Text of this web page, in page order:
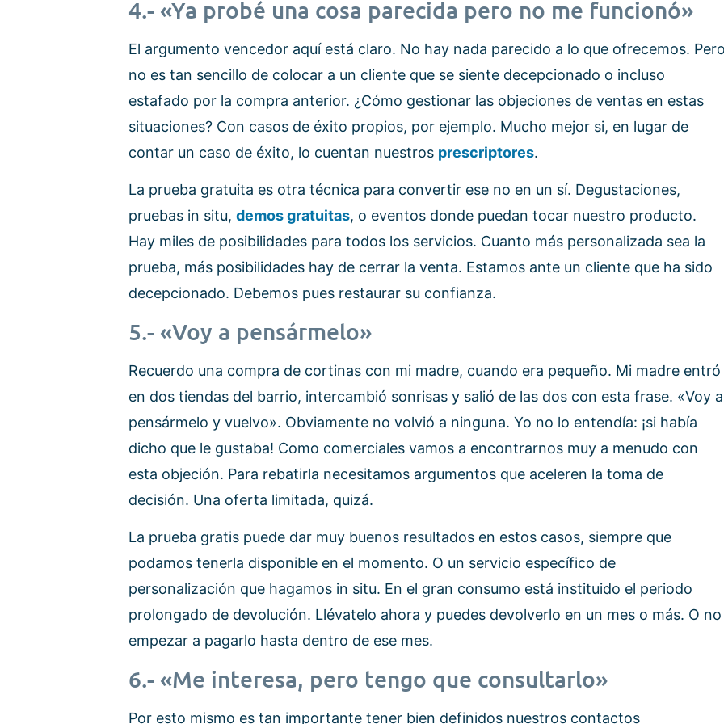
4.- «Ya probé una cosa parecida pero no me funcionó»
El argumento vencedor aquí está claro. No hay nada parecido a lo que ofrecemos.
no es tan sencillo de colocar a un cliente que se siente decepcionado o incluso
estafado por la compra anterior. ¿Cómo gestionar las objeciones de ventas en estas
situaciones? Con casos de éxito propios, por ejemplo. Mucho mejor si, en lugar de
contar un caso de éxito, lo cuentan nuestros prescriptores.
La prueba gratuita es otra técnica para convertir ese no en un sí. Degustaciones,
pruebas in situ, demos gratuitas, o eventos donde puedan tocar nuestro producto.
Hay miles de posibilidades para todos los servicios. Cuanto más personalizada sea la
prueba, más posibilidades hay de cerrar la venta. Estamos ante un cliente que ha sido
decepcionado. Debemos pues restaurar su confianza.
5.- «Voy a pensármelo»
Recuerdo una compra de cortinas con mi madre, cuando era pequeño. Mi madre entró
en dos tiendas del barrio, intercambió sonrisas y salió de las dos con esta frase. «Voy a
pensármelo y vuelvo». Obviamente no volvió a ninguna. Yo no lo entendía: ¡si había
dicho que le gustaba! Como comerciales vamos a encontrarnos muy a menudo con
esta objeción. Para rebatirla necesitamos argumentos que aceleren la toma de
decisión. Una oferta limitada, quizá.
La prueba gratis puede dar muy buenos resultados en estos casos, siempre que
podamos tenerla disponible en el momento. O un servicio específico de
personalización que hagamos in situ. En el gran consumo está instituido el periodo
prolongado de devolución. Llévatelo ahora y puedes devolverlo en un mes o más. O no
empezar a pagarlo hasta dentro de ese mes.
6.- «Me interesa, pero tengo que consultarlo»
Por esto mismo es tan importante tener bien definidos nuestros contactos